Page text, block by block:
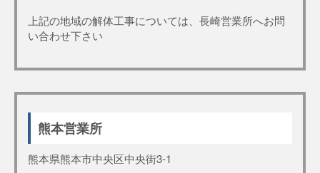
上記の地域の解体工事については、長崎営業所へお問
い合わせ下さい
熊本営業所
熊本県熊本市中央区中央街3-1